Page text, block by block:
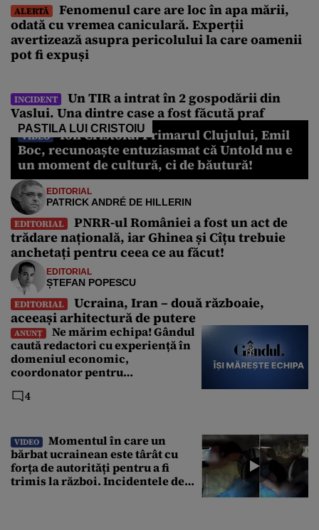
ALERTĂ
Fenomenul care are loc în apa mării,
odată cu vremea caniculară. Experții
avertizează asupra pericolului la care oamenii
pot fi expuși
INCIDENT
Un TIR a intrat în 2 gospodării din
Vaslui. Una dintre case a fost făcută praf
PASTILA LUI CRISTOIU
VIDEO Ion Cristoiu: Primarul Clujului, Emil
Boc, recunoaște entuziasmat că Untold nu e
un moment de cultură, ci de băutură!
EDITORIAL
PATRICK ANDRÉ DE HILLERIN
EDITORIAL
PNRR-ul României a fost un act de
trădare națională, iar Ghinea și Cîțu trebuie
anchetați pentru ceea ce au făcut!
EDITORIAL
ȘTEFAN POPESCU
EDITORIAL
Ucraina, Iran – două războaie,
aceeași arhitectură de putere
ANUNȚ
Ne mărim echipa! Gândul
caută redactori cu experiență în
domeniul economic,
coordonator pentru
Editor. Care sunt cerințele
4
VIDEO
Momentul în care un
bărbat ucrainean este târât cu
forța de autorități pentru a fi
trimis la război. Incidentele de